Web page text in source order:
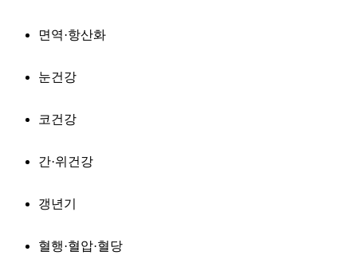
면역·항산화
눈건강
코건강
간·위건강
갱년기
혈행·혈압·혈당